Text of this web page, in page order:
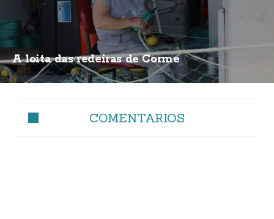
A loita das redeiras de Corme
COMENTARIOS